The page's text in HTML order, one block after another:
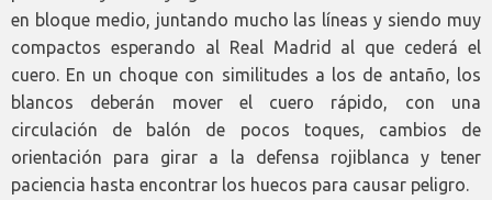
en bloque medio, juntando mucho las líneas y siendo muy
compactos esperando al Real Madrid al que cederá el
cuero. En un choque con similitudes a los de antaño, los
blancos deberán mover el cuero rápido, con una
circulación de balón de pocos toques, cambios de
orientación para girar a la defensa rojiblanca y tener
paciencia hasta encontrar los huecos para causar peligro.